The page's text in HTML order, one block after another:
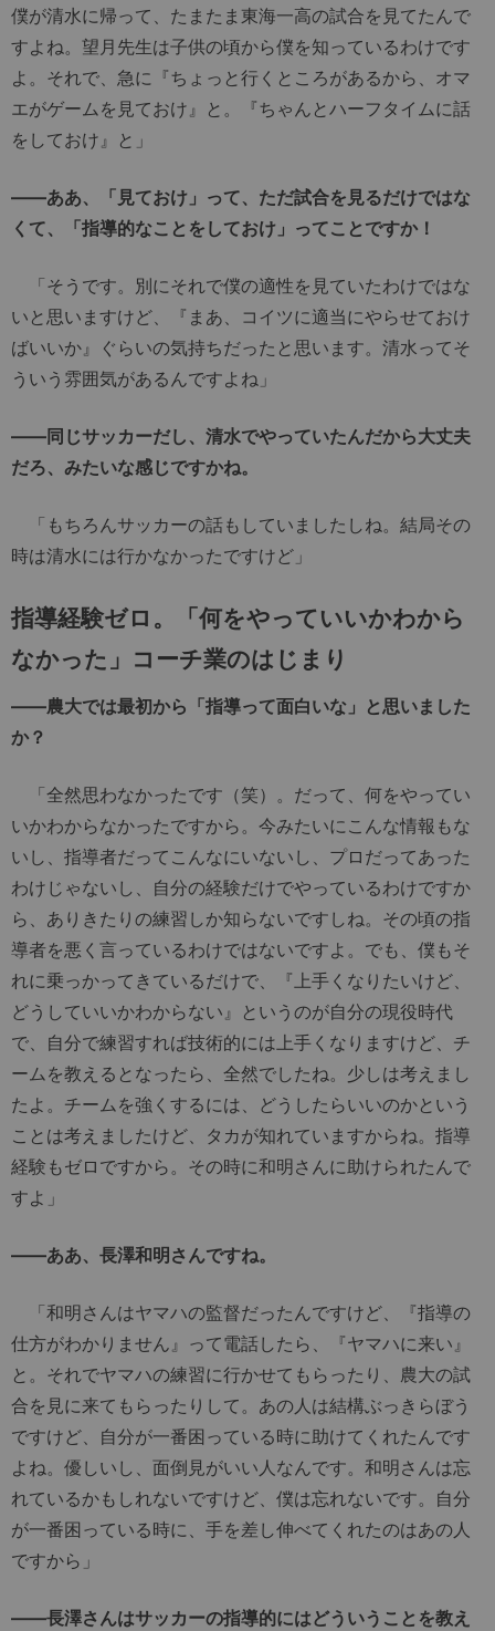
僕が清水に帰って、たまたま東海一高の試合を見てたんで
すよね。望月先生は子供の頃から僕を知っているわけです
よ。それで、急に『ちょっと行くところがあるから、オマ
エがゲームを見ておけ』と。『ちゃんとハーフタイムに話
をしておけ』と」
――ああ、「見ておけ」って、ただ試合を見るだけではな
くて、「指導的なことをしておけ」ってことですか！
「そうです。別にそれで僕の適性を見ていたわけではな
いと思いますけど、『まあ、コイツに適当にやらせておけ
ばいいか』ぐらいの気持ちだったと思います。清水ってそ
ういう雰囲気があるんですよね」
――同じサッカーだし、清水でやっていたんだから大丈夫
だろ、みたいな感じですかね。
「もちろんサッカーの話もしていましたしね。結局その
時は清水には行かなかったですけど」
指導経験ゼロ。「何をやっていいかわから
なかった」コーチ業のはじまり
――農大では最初から「指導って面白いな」と思いました
か？
「全然思わなかったです（笑）。だって、何をやってい
いかわからなかったですから。今みたいにこんな情報もな
いし、指導者だってこんなにいないし、プロだってあった
わけじゃないし、自分の経験だけでやっているわけですか
ら、ありきたりの練習しか知らないですしね。その頃の指
導者を悪く言っているわけではないですよ。でも、僕もそ
れに乗っかってきているだけで、『上手くなりたいけど、
どうしていいかわからない』というのが自分の現役時代
で、自分で練習すれば技術的には上手くなりますけど、チ
ームを教えるとなったら、全然でしたね。少しは考えまし
たよ。チームを強くするには、どうしたらいいのかという
ことは考えましたけど、タカが知れていますからね。指導
経験もゼロですから。その時に和明さんに助けられたんで
すよ」
――ああ、長澤和明さんですね。
「和明さんはヤマハの監督だったんですけど、『指導の
仕方がわかりません』って電話したら、『ヤマハに来い』
と。それでヤマハの練習に行かせてもらったり、農大の試
合を見に来てもらったりして。あの人は結構ぶっきらぼう
ですけど、自分が一番困っている時に助けてくれたんです
よね。優しいし、面倒見がいい人なんです。和明さんは忘
れているかもしれないですけど、僕は忘れないです。自分
が一番困っている時に、手を差し伸べてくれたのはあの人
ですから」
――長澤さんはサッカーの指導的にはどういうことを教え